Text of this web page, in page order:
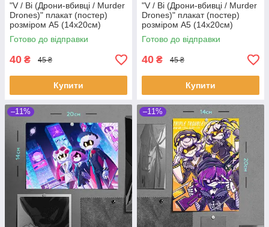
"V / Ві (Дрони-вбивці / Murder
Drones)" плакат (постер)
розміром А5 (14х20см)
Готово до відправки
40 ₴ 45 ₴
Купити
"V / Ві (Дрони-вбивці / Murder
Drones)" плакат (постер)
розміром А5 (14х20см)
Готово до відправки
40 ₴ 45 ₴
Купити
–11% –11%